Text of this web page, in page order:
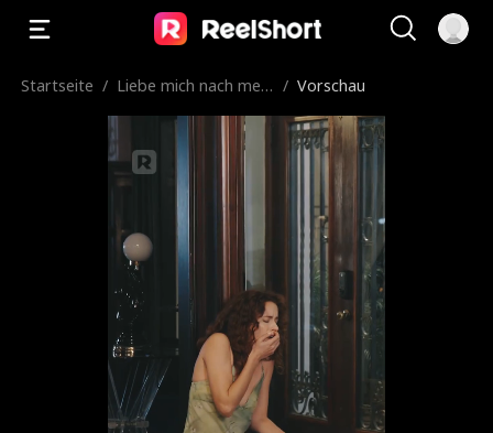
Startseite / Liebe mich nach mein / Vorschau